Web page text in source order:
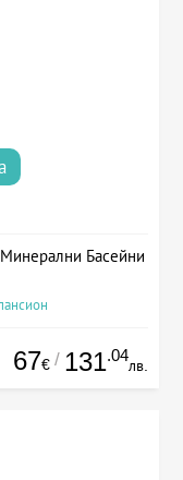
Басейни
67€ / 131.04
лв.